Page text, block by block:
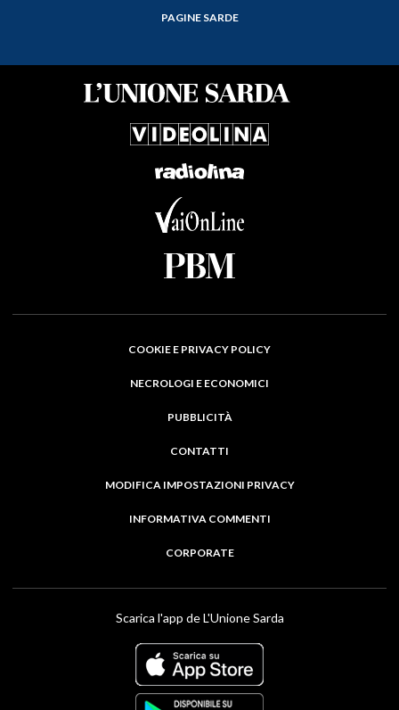
PAGINE SARDE
COOKIE E PRIVACY POLICY
NECROLOGI E ECONOMICI
PUBBLICITÀ
CONTATTI
MODIFICA IMPOSTAZIONI PRIVACY
INFORMATIVA COMMENTI
CORPORATE
Scarica l'app de L'Unione Sarda